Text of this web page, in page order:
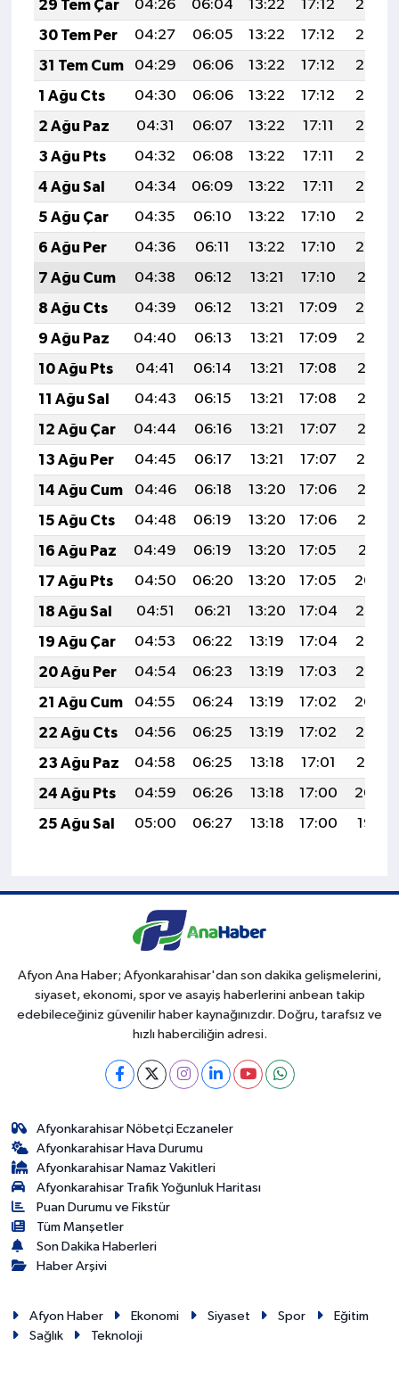
29 Tem Çar
04:26 06:04 13:22 17:12
20:30
30 Tem Per
04:27 06:05 13:22 17:12
20:29
31 Tem Cum
04:29 06:06 13:22 17:12
20:28
1 Ağu Cts
04:30 06:06 13:22 17:12
20:27
2 Ağu Paz
04:31 06:07 13:22 17:11
20:27
3 Ağu Pts
04:32 06:08 13:22 17:11
20:26
4 Ağu Sal
04:34 06:09 13:22 17:11
20:24
5 Ağu Çar
04:35 06:10 13:22 17:10
20:23
6 Ağu Per
04:36 06:11 13:22 17:10
20:22
7 Ağu Cum
04:38 06:12 13:21 17:10
20:21
8 Ağu Cts
04:39 06:12 13:21 17:09
20:20
9 Ağu Paz
04:40 06:13 13:21 17:09
20:19
10 Ağu Pts
04:41 06:14 13:21 17:08
20:18
11 Ağu Sal
04:43 06:15 13:21 17:08
20:17
12 Ağu Çar
04:44 06:16 13:21 17:07
20:16
13 Ağu Per
04:45 06:17 13:21 17:07
20:14
14 Ağu Cum
04:46 06:18 13:20 17:06
20:13
15 Ağu Cts
04:48 06:19 13:20 17:06
20:12
16 Ağu Paz
04:49 06:19 13:20 17:05
20:11
17 Ağu Pts
04:50 06:20 13:20 17:05
20:09
18 Ağu Sal
04:51 06:21 13:20 17:04
20:08
19 Ağu Çar
04:53 06:22 13:19 17:04
20:07
20 Ağu Per
04:54 06:23 13:19 17:03
20:05
21 Ağu Cum
04:55 06:24 13:19 17:02
20:04
22 Ağu Cts
04:56 06:25 13:19 17:02
20:03
23 Ağu Paz
04:58 06:25 13:18 17:01
20:01
24 Ağu Pts
04:59 06:26 13:18 17:00
20:00
25 Ağu Sal
05:00 06:27 13:18 17:00 19:58
Afyon Ana Haber; Afyonkarahisar'dan son dakika gelişmelerini,
siyaset, ekonomi, spor ve asayiş haberlerini anbean takip
edebileceğiniz güvenilir haber kaynağınızdır. Doğru, tarafsız ve
hızlı haberciliğin adresi.
Afyonkarahisar Nöbetçi Eczaneler
Afyonkarahisar Hava Durumu
Afyonkarahisar Namaz Vakitleri
Afyonkarahisar Trafik Yoğunluk Haritası
Puan Durumu ve Fikstür
Tüm Manşetler
Son Dakika Haberleri
Haber Arşivi
Afyon Haber Ekonomi Siyaset Spor
Eğitim
Sağlık
Teknoloji